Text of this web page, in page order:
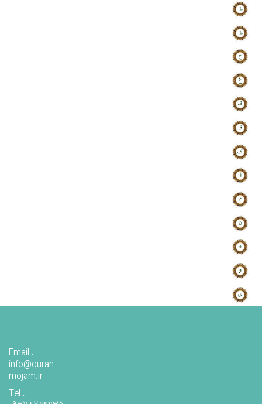
Email :
info@quran-
mojam.ir
Tel :